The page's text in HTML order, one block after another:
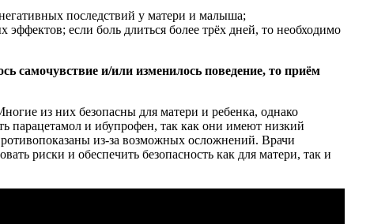
последствий у матери и малыша;
если боль длиться более трёх дней, то необходимо
самочувствие и/или изменилось поведение, то приём
из них безопасны для матери и ребенка, однако
парацетамол и ибупрофен, так как они имеют низкий
из-за возможных осложнений. Врачи
риски и обеспечить безопасность как для матери, так и